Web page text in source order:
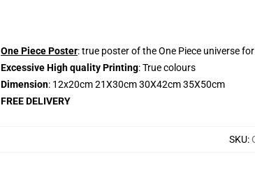
One Piece Poster: true poster of the One Piece universe
Excessive High quality Printing: True colours
Dimension: 12x20cm 21X30cm 30X42cm 35X50cm
FREE DELIVERY
SKU: